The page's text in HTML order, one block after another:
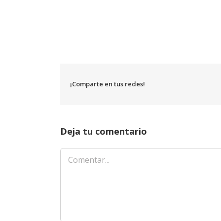
¡Comparte en tus redes!
Deja tu comentario
Comentar